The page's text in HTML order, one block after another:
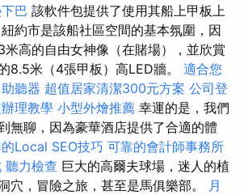
巴 該軟件包提供了使用其船上甲板上
約市是該船社區空間的基本氛圍，因
米高的自由女神像（在賭場），並欣賞
8.5米（4張甲板）高LED牆。 適合您
助聽器 超值居家清潔300元方案 公司登
理教學 小型外燴推薦 幸運的是，我們
無聊，因為豪華酒店提供了合適的體
Local SEO技巧 可靠的會計師事務所
聽力檢查 巨大的高爾夫球場，迷人的植
穴，冒險之旅，甚至是馬俱樂部。
月